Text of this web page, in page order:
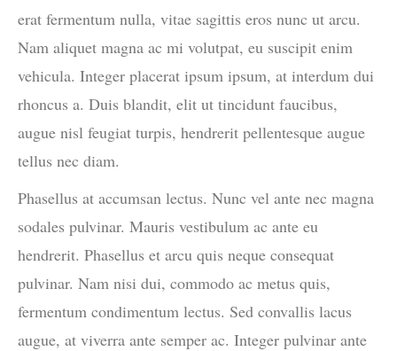
erat fermentum nulla, vitae sagittis eros nunc ut arcu.
Nam aliquet magna ac mi volutpat, eu suscipit enim
vehicula. Integer placerat ipsum ipsum, at interdum dui
rhoncus a. Duis blandit, elit ut tincidunt faucibus,
augue nisl feugiat turpis, hendrerit pellentesque augue
tellus nec diam.
Phasellus at accumsan lectus. Nunc vel ante nec magna
sodales pulvinar. Mauris vestibulum ac ante eu
hendrerit. Phasellus et arcu quis neque consequat
pulvinar. Nam nisi dui, commodo ac metus quis,
fermentum condimentum lectus. Sed convallis lacus
augue, at viverra ante semper ac. Integer pulvinar ante